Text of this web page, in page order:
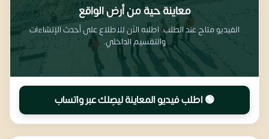
معاينة حية من أرض الواقع
الفيديو متاح عند الطلب. اطلبه الآن للاطلاع على أحدث الإنشاءات
والتقسيم الداخلي.
🟢 اطلب فيديو المعاينة ليصِلك عبر واتساب